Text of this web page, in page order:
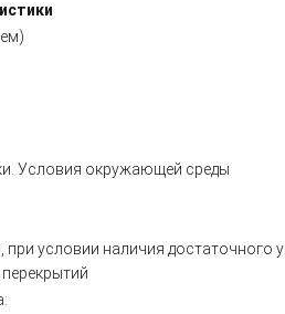
Условия окружающей среды
условии наличия достаточного